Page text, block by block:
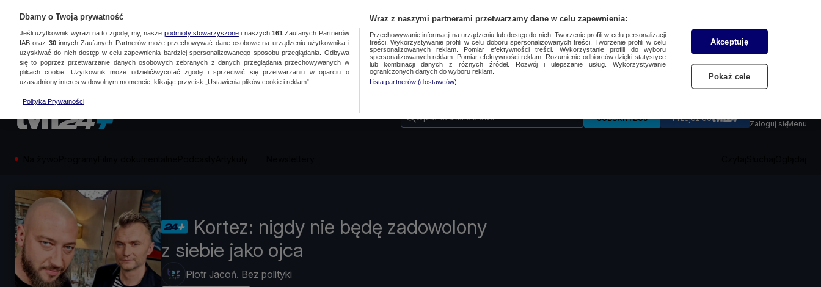
Wpisz szukane słowo SUBSKRYBUJ Przejdź do
Zaloguj sięMenu
Kortez: nigdy nie będę zadowolony
z siebie jako ojca
Piotr Jacoń. Bez polityki
Dbamy o Twoją prywatność
Jeśli użytkownik wyrazi na to zgodę, my, nasze podmioty stowarzyszonei naszych 161 Zaufanych Partnerów
IAB oraz 30innych Zaufanych Partnerów może przechowywać dane osobowe na urządzeniu użytkownika i
uzyskiwać do nich dostęp w celu zapewnienia bardziej spersonalizowanego sposobu przeglądania. Odbywa
się to poprzez przetwarzanie danych osobowych zebranych z danych przeglądania przechowywanych w
plikach cookie. Użytkownik może udzielić/wycofać zgodę i sprzeciwić się przetwarzaniu w oparciu o
uzasadniony interes w dowolnym momencie, klikając przycisk „Ustawienia plików cookie i reklam”.
Polityka Prywatności
Wraz z naszymi partnerami przetwarzamy dane w celu zapewnienia:
Przechowywanie informacji na urządzeniu lub dostęp do nich. Tworzenie profili w celu personalizacji
treści. Wykorzystywanie profili w celu doboru spersonalizowanych treści. Tworzenie profili w celu
spersonalizowanych reklam. Pomiar efektywności treści. Wykorzystanie profili do wyboru
spersonalizowanych reklam. Pomiar efektywności reklam. Rozumienie odbiorców dzięki statystyce
lub kombinacji danych z różnych źródeł. Rozwój i ulepszanie usług. Wykorzystywanie
ograniczonych danych do wyboru reklam.
Lista partnerów (dostawców)
Akceptuję
Pokaż cele